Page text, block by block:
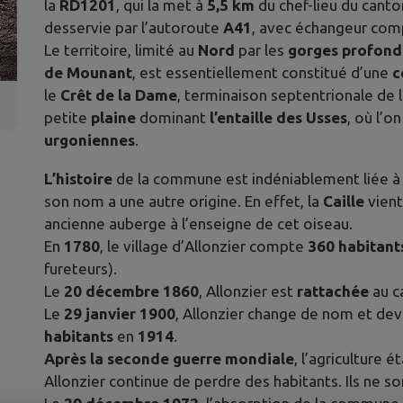
la RD1201 , qui la met à 5,5 km du chef-lieu du
desservie par l’autoroute A41 , avec échangeur
Le territoire, limité au Nord par les gorges
de Mounant, est essentiellement constitué d’une
le Crêt de la Dame, terminaison septentrionale de
petite plaine dominant l’entaille des Usses, où
urgoniennes.
L’histoire de la commune est indéniablement liée
son nom a une autre origine. En effet, la Caille
ancienne auberge à l’enseigne de cet oiseau.
En 1780 , le village d’Allonzier compte 360
fureteurs).
Le 20 décembre 1860 , Allonzier est rattachée au
Le 29 janvier 1900 , Allonzier change de nom et
habitants en 1914
Après la seconde guerre mondiale , l’agriculture
Allonzier continue de perdre des habitants. Ils ne